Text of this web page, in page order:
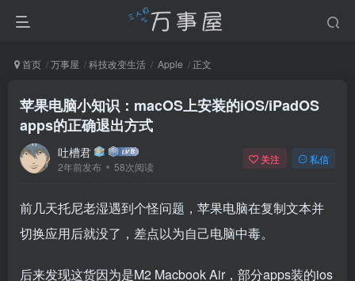
首页 万事屋 科技改变生活 Apple 正文
苹果电脑小知识：macOS上安装的iOS/iPadOS
apps的正确退出方式
吐槽君
2年前发布 58次阅读
关注 私信
前几天托尼老湿遇到个怪问题，苹果电脑在复制文本并
切换应用后就没了，差点以为自己电脑中毒。
后来发现这货因为是M2 Macbook Air，部分apps装的ios